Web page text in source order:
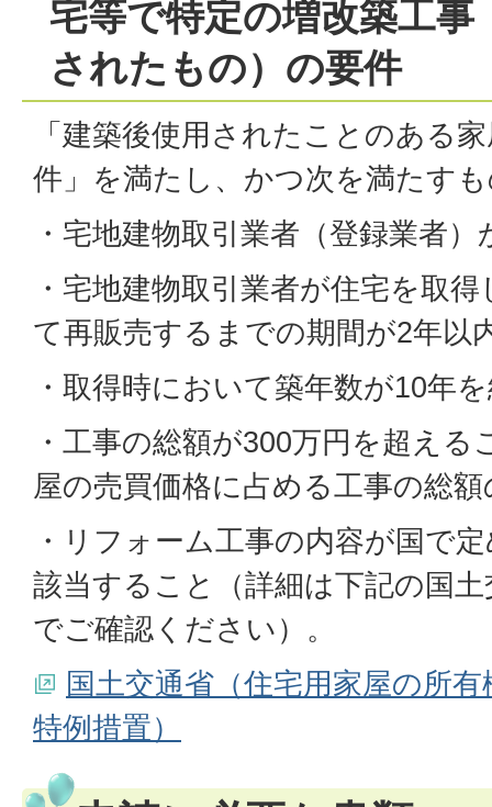
宅等で特定の増改築工
されたもの）の要件
「建築後使用されたことのある
件」を満たし、かつ次を満たす
・宅地建物取引業者（登録業者
・宅地建物取引業者が住宅を取
て再販売するまでの期間が2年以
・取得時において築年数が10年
・工事の総額が300万円を超え
屋の売買価格に占める工事の総
・リフォーム工事の内容が国で
該当すること（詳細は下記の国
でご確認ください）。
国土交通省（住宅用家屋の所
特例措置）